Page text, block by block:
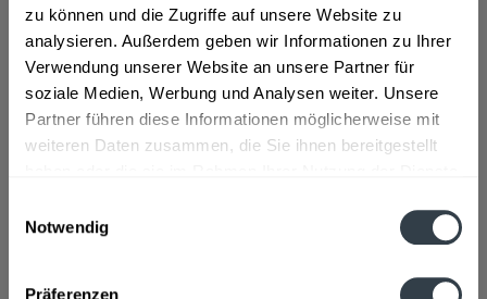
zu können und die Zugriffe auf unsere Website zu
analysieren. Außerdem geben wir Informationen zu Ihrer
Verwendung unserer Website an unsere Partner für
soziale Medien, Werbung und Analysen weiter. Unsere
Partner führen diese Informationen möglicherweise mit
weiteren Daten zusammen, die Sie ihnen bereitgestellt
Notwendig
Präferenzen
In den Warenkorb
Artikel-Nr.:
23499
Verfügbar in: